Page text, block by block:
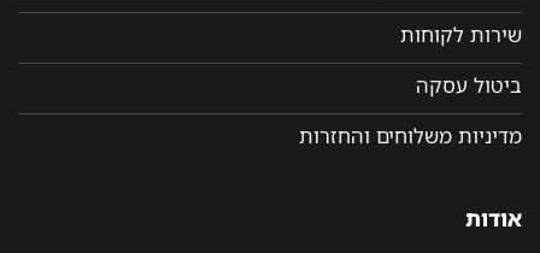
שירות לקוחות
ביטול עסקה
מדיניות משלוחים והחזרות
אודות